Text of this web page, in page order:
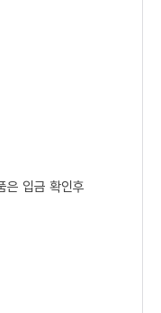
은 입금 확인후